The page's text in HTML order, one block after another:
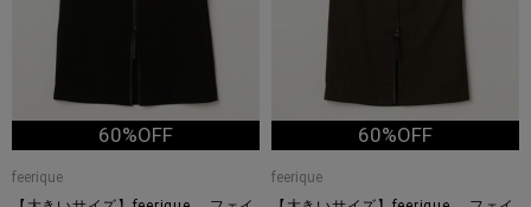
60%OFF
feerique
60%OFF
feerique